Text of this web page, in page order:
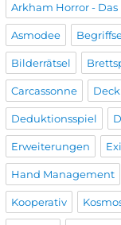
Arkham Horror -
Asmodee
Bilderrätsel
Carcassonne
Deduktionsspiel
Erweiterungen
Hand Management
Kooperativ